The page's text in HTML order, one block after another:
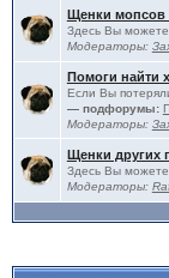
Щенки мопсов
Здесь Вы
Модераторы:
Помоги найти
Если Вы
— подфорумы:
Модераторы:
Щенки других
Здесь Вы можете
Модераторы: